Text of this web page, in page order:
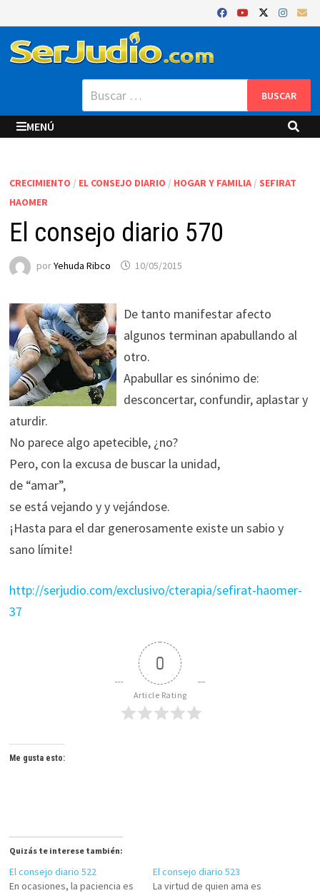
al
contenido
Buscar:
MENÚ
CRECIMIENTO / EL CONSEJO DIARIO / HOGAR Y FAMILIA/ SEFIRAT
HAOMER
El consejo diario 570
porYehuda Ribco 10/05/2015
De tanto manifestar afecto
algunos terminan apabullando al
otro.
Apabullar es sinónimo de:
desconcertar, confundir, aplastar y
aturdir.
No parece algo apetecible, ¿no?
Pero, con la excusa de buscar la unidad,
de “amar”,
se está vejando y y vejándose.
¡Hasta para el dar generosamente existe un sabio y
sano límite!
http://serjudio.com/exclusivo/cterapia/sefirat-haomer-
37
0
Article Rating
Me gusta esto:
Quizás te interese también:
El consejo diario 522
En ocasiones, la paciencia es
El consejo diario 523
La virtud de quien ama es